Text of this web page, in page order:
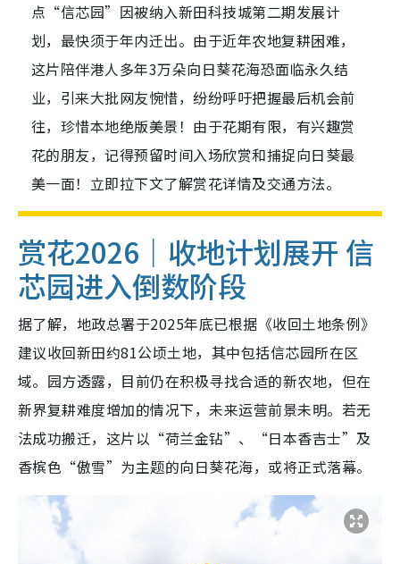
点“信芯园”因被纳入新田科技城第二期发展计
划，最快须于年内迁出。由于近年农地复耕困难，
这片陪伴港人多年3万朵向日葵花海恐面临永久结
业，引来大批网友惋惜，纷纷呼吁把握最后机会前
往，珍惜本地绝版美景！由于花期有限，有兴趣赏
花的朋友，记得预留时间入场欣赏和捕捉向日葵最
美一面！立即拉下文了解赏花详情及交通方法。
赏花2026｜ 收地计划展开 信
芯园进入倒数阶段
据了解，地政总署于2025年底已根据《收回土地条例》
建议收回新田约81公顷土地，其中包括信芯园所在区
域。园方透露，目前仍在积极寻找合适的新农地，但在
新界复耕难度增加的情况下，未来运营前景未明。若无
法成功搬迁，这片以“荷兰金钻”、“日本香吉士”及
香槟色“傲雪”为主题的向日葵花海，或将正式落幕。